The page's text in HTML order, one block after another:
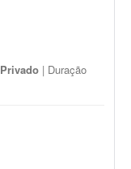
Privado | Duração